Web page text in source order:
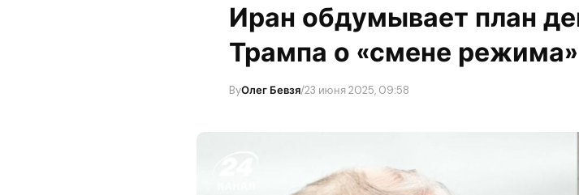
​Иран обдумывает план
Трампа о «смене
ByОлег Бевзя/23 июня 2025, 09:58